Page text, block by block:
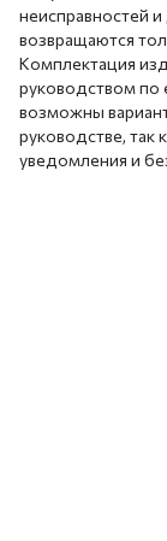
неисправностей
возвращаются
Комплектация
руководством по
возможны
руководстве, так
уведомления и